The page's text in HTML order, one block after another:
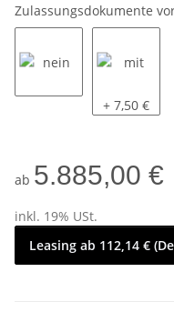
Zulassungsdokumente
mit
+ 7,50 €
ab 5.885,00 €
inkl. 19% USt.
Leasing ab 112,14 €